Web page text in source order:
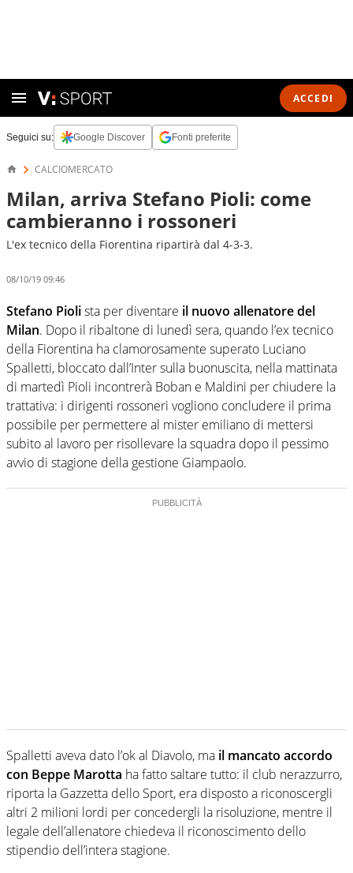
ACCEDI
Seguici su: Google Discover Fonti preferite
CALCIOMERCATO
Milan, arriva Stefano Pioli: come
cambieranno i rossoneri
L'ex tecnico della Fiorentina ripartirà dal 4-3-3.
08/10/19 09:46
Stefano Piolista per diventare il nuovo allenatore del
Milan. Dopo il ribaltone di lunedì sera, quando l’ex tecnico
della Fiorentina ha clamorosamente superato Luciano
Spalletti, bloccato dall’Inter sulla buonuscita, nella mattinata
di martedì Pioli incontrerà Boban e Maldini per chiudere la
trattativa: i dirigenti rossoneri vogliono concludere il prima
possibile per permettere al mister emiliano di mettersi
subito al lavoro per risollevare la squadra dopo il pessimo
avvio di stagione della gestione Giampaolo.
Spalletti aveva dato l’ok al Diavolo, ma il mancato accordo
con Beppe Marotta ha fatto saltare tutto: il club nerazzurro,
riporta la Gazzetta dello Sport, era disposto a riconoscergli
altri 2 milioni lordi per concedergli la risoluzione, mentre il
legale dell’allenatore chiedeva il riconoscimento dello
stipendio dell’intera stagione.